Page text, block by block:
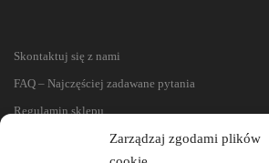
Zarządzaj zgodami plików
Skontaktuj się z nami
FAQ – Najczęściej zadawane pytania
Regulamin sklepu
Reklamacje i zwroty